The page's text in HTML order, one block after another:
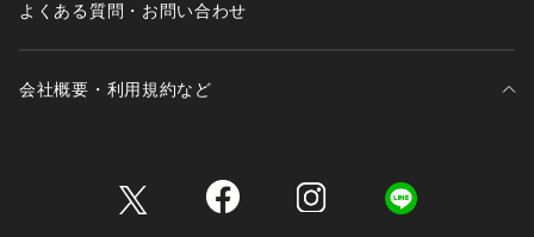
よくある質問・お問い合わせ
会社概要・利用規約など